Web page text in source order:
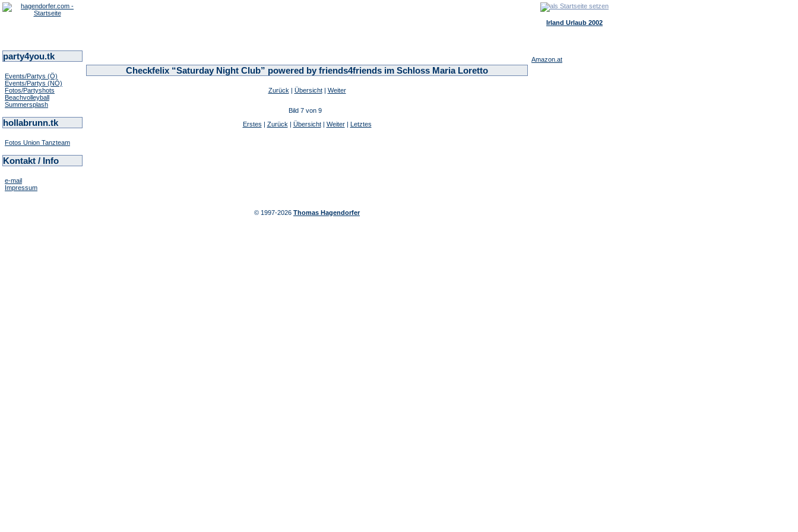
Irland Urlaub 2002
party4you.tk
Events/Partys (Ö)
Events/Partys (NÖ)
Fotos/Partyshots
Beachvolleyball
Summersplash
hollabrunn.tk
Fotos Union Tanzteam
Kontakt / Info
e-mail
Impressum
Checkfelix “Saturday Night Club” powered by friends4friends im Schloss Maria Loretto
Zurück | Übersicht| Weiter
Bild 7 von 9
Erstes | Zurück | Übersicht| Weiter| Letztes
Amazon.at
© 1997-2026 Thomas Hagendorfer